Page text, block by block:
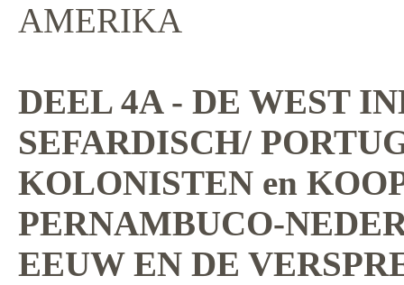
AMERIKA
DEEL 4A - DE WEST
SEFARDISCH/
KOLONISTEN en
PERNAMBUCO-
EEUW EN DE